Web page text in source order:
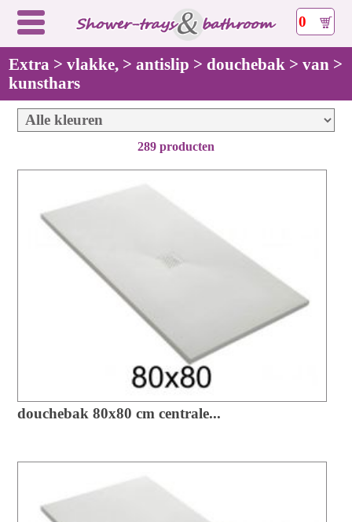
0
Extra > vlakke, > antislip > douchebak > van >
kunsthars
289 producten
douchebak 80x80 cm centrale...